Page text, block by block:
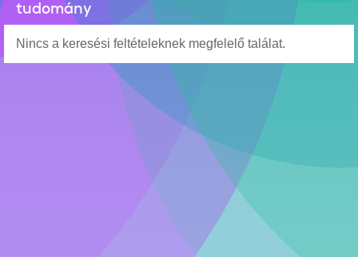
tudomány
Nincs a keresési feltételeknek megfelelő találat.